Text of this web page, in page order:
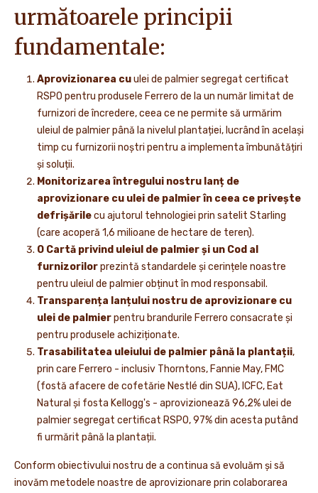
următoarele principii
fundamentale:
Aprovizionarea cuulei de palmier segregat certificat
RSPO pentru produsele Ferrero de la un număr limitat de
furnizori de încredere, ceea ce ne permite să urmărim
uleiul de palmier până la nivelul plantației, lucrând în același
timp cu furnizorii noștri pentru a implementa îmbunătățiri
și soluții.
Monitorizarea întregului nostru lanț de
aprovizionare cu ulei de palmier în ceea ce privește
defrișărilecu ajutorul tehnologiei prin satelit Starling
(care acoperă 1,6 milioane de hectare de teren).
O Cartă privind uleiul de palmier și un Cod al
furnizorilorprezintă standardele și cerințele noastre
pentru uleiul de palmier obținut în mod responsabil.
Transparența lanțului nostru de aprovizionare cu
ulei de palmierpentru brandurile Ferrero consacrate și
pentru produsele achiziționate.
Trasabilitatea uleiului de palmier până la plantații,
prin care Ferrero - inclusiv Thorntons, Fannie May, FMC
(fostă afacere de cofetărie Nestlé din SUA), ICFC, Eat
Natural și fosta Kellogg's - aprovizionează 96,2% ulei de
palmier segregat certificat RSPO, 97% din acesta putând
fi urmărit până la plantații.
Conform obiectivului nostru de a continua să evoluăm și să
inovăm metodele noastre de aprovizionare prin colaborarea